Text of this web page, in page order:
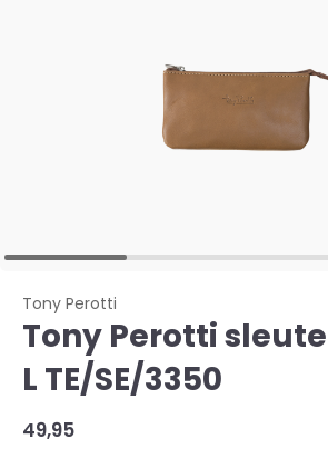
Tony Perotti
Tony Perotti
L TE/SE/3350
49,95